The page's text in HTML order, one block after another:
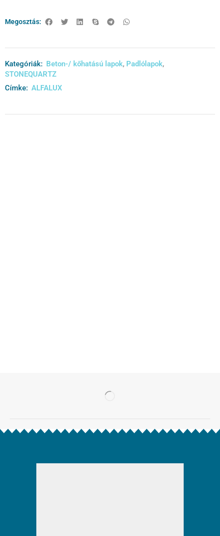
Megosztás:
Kategóriák: Beton-/ kőhatású lapok, Padlólapok,
STONEQUARTZ
Címke: ALFALUX